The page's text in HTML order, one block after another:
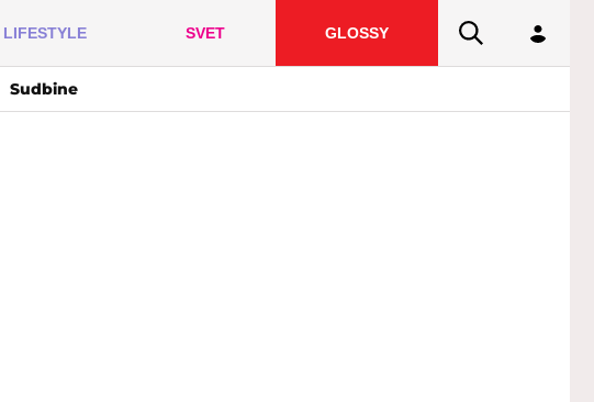
LIFESTYLE SVET GLOSSY
Sudbine